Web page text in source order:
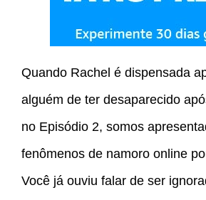
Quando Rachel é dispensada
alguém de ter desaparecido
no Episódio 2, somos
fenômenos de namoro online
Você já ouviu falar de ser